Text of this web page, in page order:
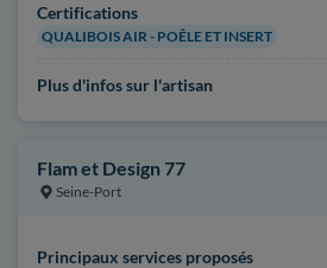
Certifications
QUALIBOIS AIR - POÊLE ET INSERT
Plus d'infos sur l'artisan
Flam et Design 77
Seine-Port
Principaux services proposés